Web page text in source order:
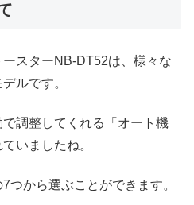
スターNB-DT52は、様々な
ルです。
調整してくれる「オート機
いましたね。
つから選ぶことができます。